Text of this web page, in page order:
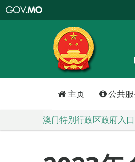
特
政
区
政
口
主页 公共服
澳门特别行政区政府入